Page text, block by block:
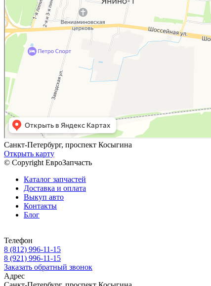
Санкт-Петербург, проспект Косыгина
Открыть карту
© Copyright ЕвроЗапчасть
Каталог запчастей
Доставка и оплата
Выкуп авто
Контакты
Блог
Телефон
8 (812) 996-11-15
8 (921) 996-11-15
Заказать обратный звонок
Адрес